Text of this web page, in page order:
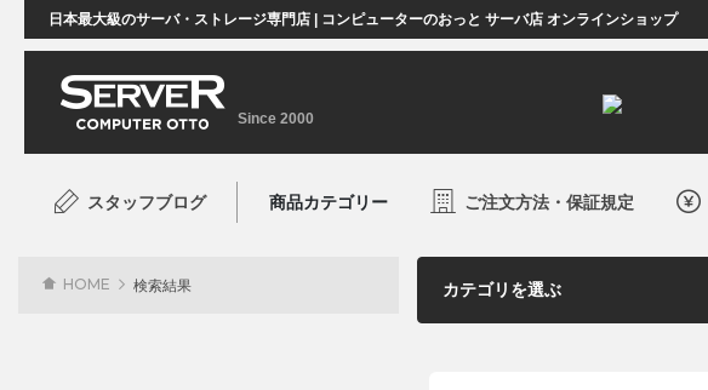
日本最大級のサーバ・ストレージ専門店 | コンピューターのおっと サーバ店 オンラインショップ
Since 2000
スタッフブログ 商品カテゴリー ご注文方法・保証規定
HOME 検索結果